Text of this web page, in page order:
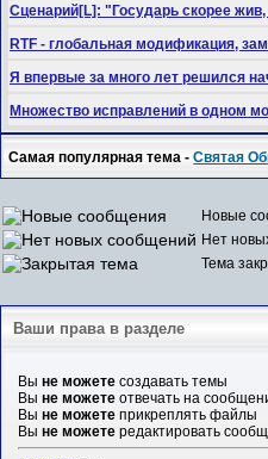
Сценарий[L]: "Государь скорее
RTF - глобальная модификация,
Я впервые за много лет решился
Множество исправлений в одном
Самая популярная тема -Святая
Новые
Нет
Тема
Ваши права в разделе
Выне можете создавать темы
Выне можете отвечать на
Выне можете прикреплять файлы
Выне можете редактировать